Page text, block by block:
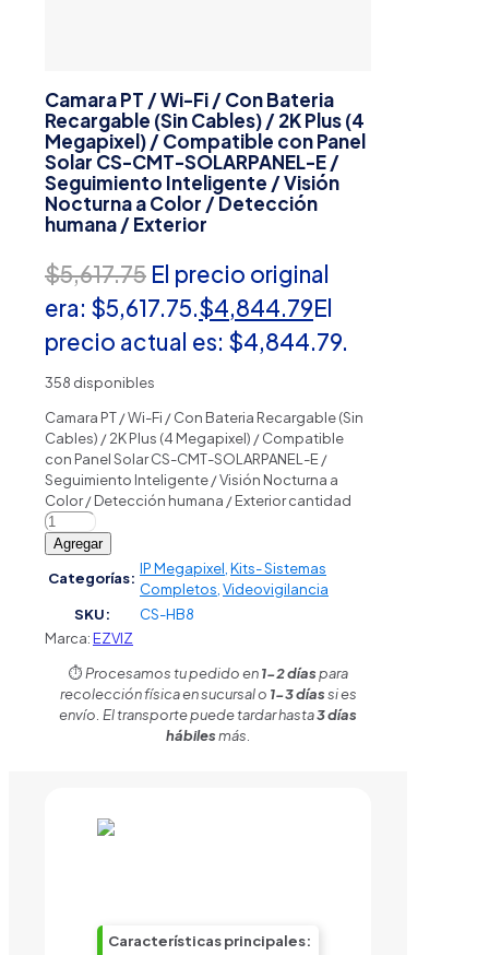
Camara PT / Wi-Fi / Con Bateria
Recargable (Sin Cables) / 2K Plus (4
Megapixel) / Compatible con Panel
Solar CS-CMT-SOLARPANEL-E /
Seguimiento Inteligente / Visión
Nocturna a Color / Detección
humana / Exterior
$5,617.75 El precio original
era: $5,617.75.$4,844.79El
precio actual es: $4,844.79.
358 disponibles
Camara PT / Wi-Fi / Con Bateria Recargable (Sin
Cables) / 2K Plus (4 Megapixel) / Compatible
con Panel Solar CS-CMT-SOLARPANEL-E /
Seguimiento Inteligente / Visión Nocturna a
Color / Detección humana / Exterior cantidad
Agregar
Categorías:
IP Megapixel,Kits- Sistemas
Completos,Videovigilancia
SKU:
CS-HB8
Marca:EZVIZ
⏱️Procesamos tu pedido en1-2 díaspara
recolección física en sucursal o 1-3 díassi es
envío. El transporte puede tardar hasta3 días
hábilesmás.
Características principales: